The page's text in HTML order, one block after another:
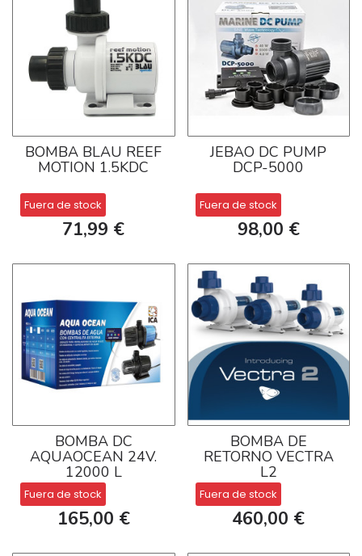
BOMBA BLAU REEF
MOTION 1.5KDC
Fuera de stock
71,99 €
JEBAO DC PUMP
DCP-5000
Fuera de stock
98,00 €
BOMBA DC
AQUAOCEAN 24V.
12000 L
Fuera de stock
165,00 €
BOMBA DE
RETORNO VECTRA
L2
Fuera de stock
460,00 €